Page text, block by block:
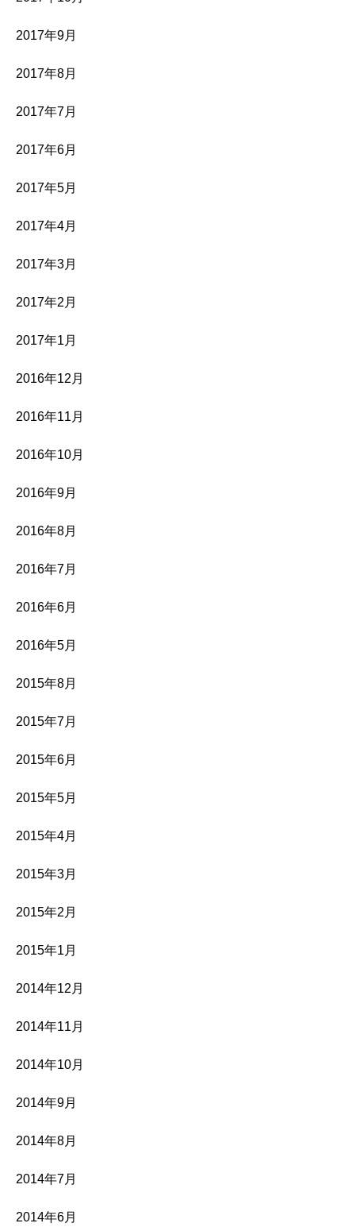
2017年9月
2017年8月
2017年7月
2017年6月
2017年5月
2017年4月
2017年3月
2017年2月
2017年1月
2016年12月
2016年11月
2016年10月
2016年9月
2016年8月
2016年7月
2016年6月
2016年5月
2015年8月
2015年7月
2015年6月
2015年5月
2015年4月
2015年3月
2015年2月
2015年1月
2014年12月
2014年11月
2014年10月
2014年9月
2014年8月
2014年7月
2014年6月